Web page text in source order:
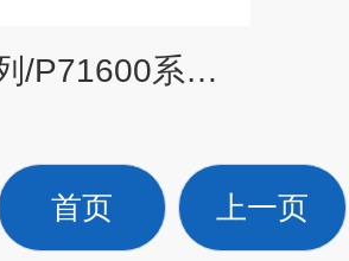
P71200系列/P71600系列-OEM压力变送器
首页 上一页